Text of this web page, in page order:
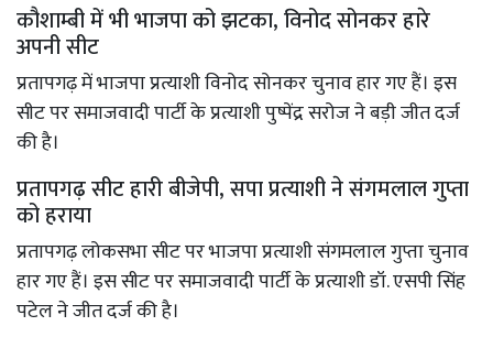
कौशाम्बी में भी भाजपा को झटका, विनोद सोनकर हारे
अपनी सीट
प्रतापगढ़ में भाजपा प्रत्याशी विनोद सोनकर चुनाव हार गए हैं। इस
सीट पर समाजवादी पार्टी के प्रत्याशी पुष्पेंद्र सरोज ने बड़ी जीत दर्ज
की है।
प्रतापगढ़ सीट हारी बीजेपी, सपा प्रत्याशी ने संगमलाल गुप्ता
को हराया
प्रतापगढ़ लोकसभा सीट पर भाजपा प्रत्याशी संगमलाल गुप्ता चुनाव
हार गए हैं। इस सीट पर समाजवादी पार्टी के प्रत्याशी डॉ. एसपी सिंह
पटेल ने जीत दर्ज की है।